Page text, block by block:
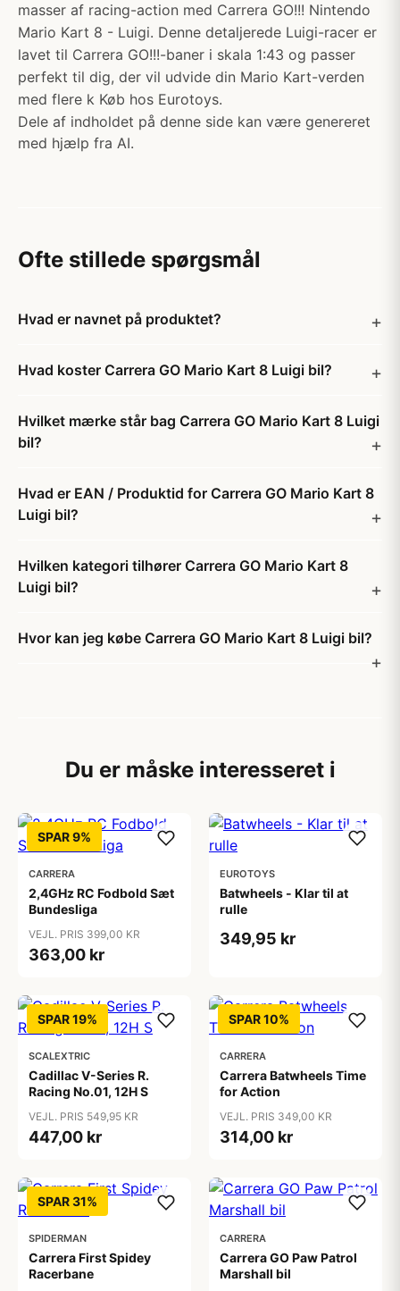
masser af racing-action med Carrera GO!!! Nintendo
Mario Kart 8 - Luigi. Denne detaljerede Luigi-racer er
lavet til Carrera GO!!!-baner i skala 1:43 og passer
perfekt til dig, der vil udvide din Mario Kart-verden
med flere k Køb hos Eurotoys.
Dele af indholdet på denne side kan være genereret
med hjælp fra AI.
Ofte stillede spørgsmål
Hvad er navnet på produktet?
Hvad koster Carrera GO Mario Kart 8 Luigi bil?
Hvilket mærke står bag Carrera GO Mario Kart 8 Luigi
bil?
Hvad er EAN / Produktid for Carrera GO Mario Kart 8
Luigi bil?
Hvilken kategori tilhører Carrera GO Mario Kart 8
Luigi bil?
Hvor kan jeg købe Carrera GO Mario Kart 8 Luigi bil?
Du er måske interesseret i
SPAR 9%
CARRERA
2,4GHz RC Fodbold Sæt
Bundesliga
VEJL. PRIS 399,00 KR
363,00 kr
EUROTOYS
Batwheels - Klar til at
rulle
349,95 kr
SPAR 19%
SCALEXTRIC
Cadillac V-Series R.
Racing No.01, 12H S
VEJL. PRIS 549,95 KR
447,00 kr
SPAR 10%
CARRERA
Carrera Batwheels Time
for Action
VEJL. PRIS 349,00 KR
314,00 kr
SPAR 31%
SPIDERMAN
Carrera First Spidey
Racerbane
CARRERA
Carrera GO Paw Patrol
Marshall bil